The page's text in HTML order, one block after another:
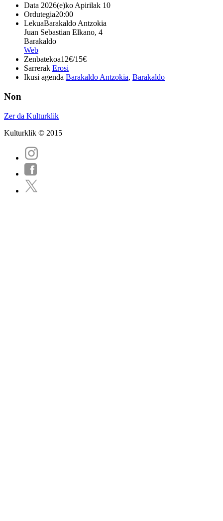
Data 2026(e)ko Apirilak 10
Ordutegia20:00
LekuaBarakaldo Antzokia
Juan Sebastian Elkano, 4
Barakaldo
Web
Zenbatekoa12€/15€
Sarrerak Erosi
Ikusi agenda Barakaldo Antzokia, Barakaldo
Non
Zer da Kulturklik
Kulturklik © 2015